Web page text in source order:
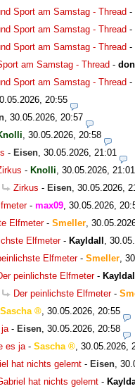
Sport am Samstag - Thread -
Sport am Samstag - Thread -
Sport am Samstag - Thread -
am Samstag - Thread -
Sport am Samstag - Thread -
20:55
30.05.2026, 20:57
30.05.2026, 20:58
- Eisen 30.05.2026, 21:01
- Knolli 30.05.2026, 21:01
Zirkus - Eisen 30.05.2026,
- max09 30.05.2026,
Elfmeter- Smeller
Elfmeter- Kayldall
Elfmeter- Smeller
peinlichste Elfmeter-
Der peinlichste Elfmeter-
Sascha
30.05.2026, 20:55
- Eisen 30.05.2026, 20:58
es ja - Sascha
30.05.2026,
hat nichts gelernt - Eisen
hat nichts gelernt -